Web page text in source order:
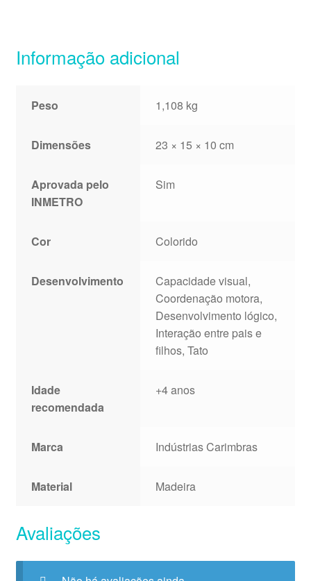
Informação adicional
Peso 1,108 kg
Dimensões 23 × 15 × 10 cm
Aprovada pelo
INMETRO
Sim
Cor Colorido
Desenvolvimento
Capacidade visual,
Coordenação motora,
Desenvolvimento lógico,
Interação entre pais e
filhos, Tato
Idade
recomendada
+4 anos
Marca Indústrias Carimbras
Material Madeira
Avaliações